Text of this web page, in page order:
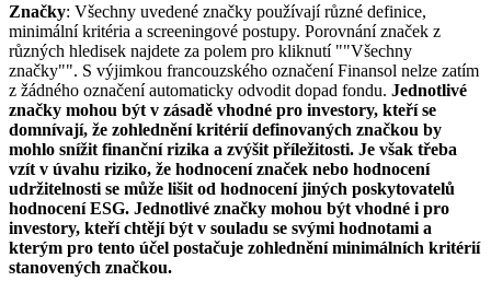
Značky: Všechny uvedené značky používají různé definice,
minimální kritéria a screeningové postupy. Porovnání značek z
různých hledisek najdete za polem pro kliknutí ""Všechny
značky"". S výjimkou francouzského označení Finansol nelze zatím
z žádného označení automaticky odvodit dopad fondu. Jednotlivé
značky mohou být v zásadě vhodné pro investory, kteří se
domnívají, že zohlednění kritérií definovaných značkou by
mohlo snížit finanční rizika a zvýšit příležitosti. Je však třeba
vzít v úvahu riziko, že hodnocení značek nebo hodnocení
udržitelnosti se může lišit od hodnocení jiných poskytovatelů
hodnocení ESG. Jednotlivé značky mohou být vhodné i pro
investory, kteří chtějí být v souladu se svými hodnotami a
kterým pro tento účel postačuje zohlednění minimálních kritérií
stanovených značkou.